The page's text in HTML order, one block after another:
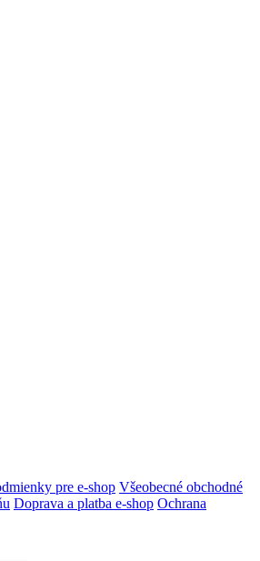
pre e-shop Všeobecné obchodné
Doprava a platba e-shop Ochrana